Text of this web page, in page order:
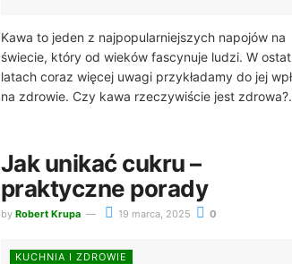
Kawa to jeden z najpopularniejszych napojów na
świecie, który od wieków fascynuje ludzi. W
latach coraz więcej uwagi przykładamy do jej
na zdrowie. Czy kawa rzeczywiście jest
Jak unikać cukru –
praktyczne porady
by Robert Krupa 19 marca, 2025 0
KUCHNIA I ZDROWIE